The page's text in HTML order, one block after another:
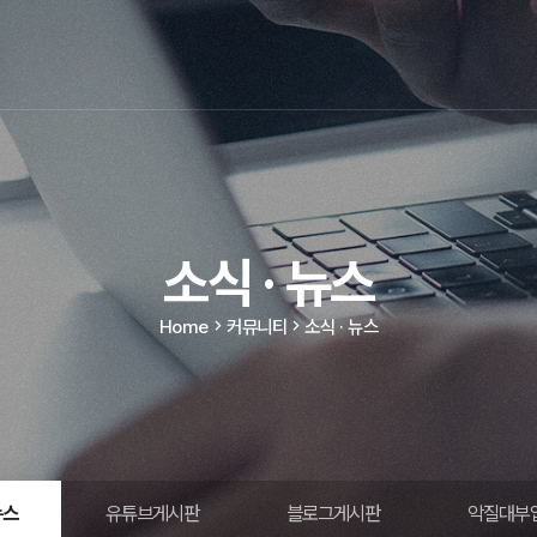
소식 · 뉴스
Home 커뮤니티 소식 · 뉴스
유튜브게시판 블로그게시판 악질대부